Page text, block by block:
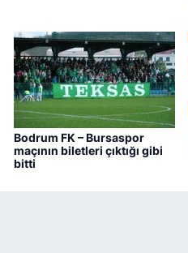
Bodrum FK – Bursaspor
maçının biletleri çıktığı gibi
bitti